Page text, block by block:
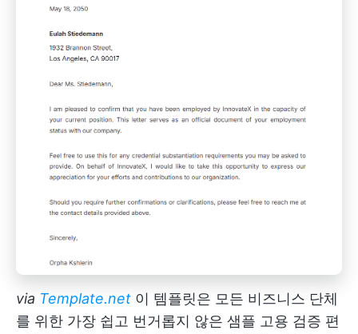
via Template.net 이 템플릿은 모든 비즈니스 단체
를 위한 가장 쉽고 번거롭지 않은 샘플 고용 검증 편